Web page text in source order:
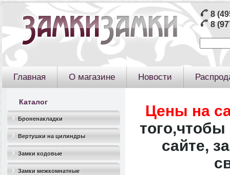
8
8
Главная О магазине Новости
Каталог
Броненакладки
Вертушки на цилиндры
Замки кодовые
Замки межкомнатные
Цены на
того,чтобы
сайте,